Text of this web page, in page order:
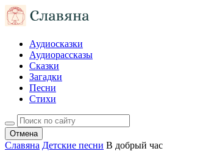
Аудиосказки
Аудиорассказы
Сказки
Загадки
Песни
Стихи
Отмена
Славяна Детские песни В добрый час